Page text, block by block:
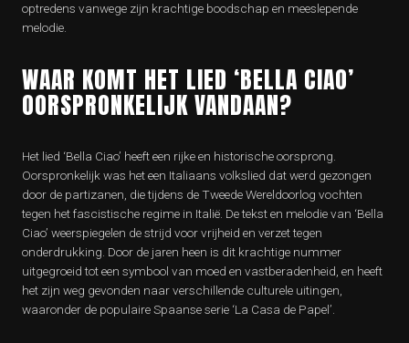
optredens vanwege zijn krachtige boodschap en meeslepende
melodie.
WAAR KOMT HET LIED ‘BELLA CIAO’
OORSPRONKELIJK VANDAAN?
Het lied ‘Bella Ciao’ heeft een rijke en historische oorsprong.
Oorspronkelijk was het een Italiaans volkslied dat werd gezongen
door de partizanen, die tijdens de Tweede Wereldoorlog vochten
tegen het fascistische regime in Italië. De tekst en melodie van ‘Bella
Ciao’ weerspiegelen de strijd voor vrijheid en verzet tegen
onderdrukking. Door de jaren heen is dit krachtige nummer
uitgegroeid tot een symbool van moed en vastberadenheid, en heeft
het zijn weg gevonden naar verschillende culturele uitingen,
waaronder de populaire Spaanse serie ‘La Casa de Papel’.